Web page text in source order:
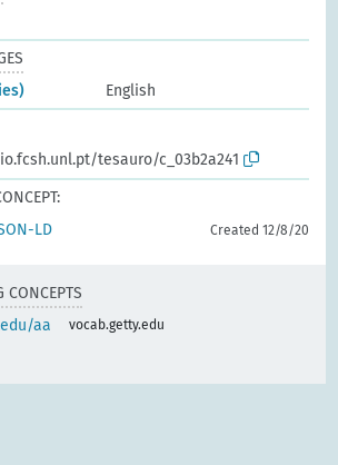
English
tesauro/c_03b2a241
LD Created 12/8/20
CONCEPTS
aa
vocab.getty.edu